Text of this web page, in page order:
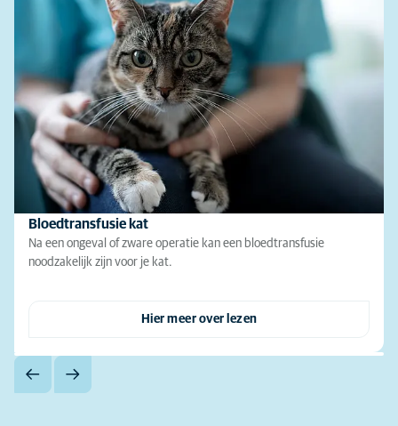
Bloedtransfusie kat
Na een ongeval of zware operatie kan een bloedtransfusie
noodzakelijk zijn voor je kat.
Hier meer over lezen